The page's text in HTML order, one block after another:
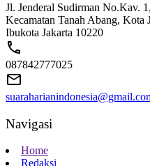
Jl. Jenderal Sudirman No.Kav.
Kecamatan Tanah Abang, Kota
Ibukota Jakarta 10220
087842777025
Navigasi
Home
Redaksi